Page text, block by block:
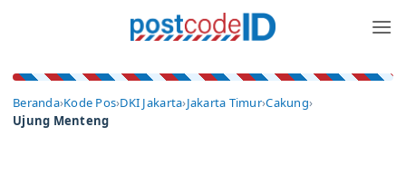
Beranda›Kode Pos›DKI Jakarta›Jakarta Timur›Cakung›
Ujung Menteng